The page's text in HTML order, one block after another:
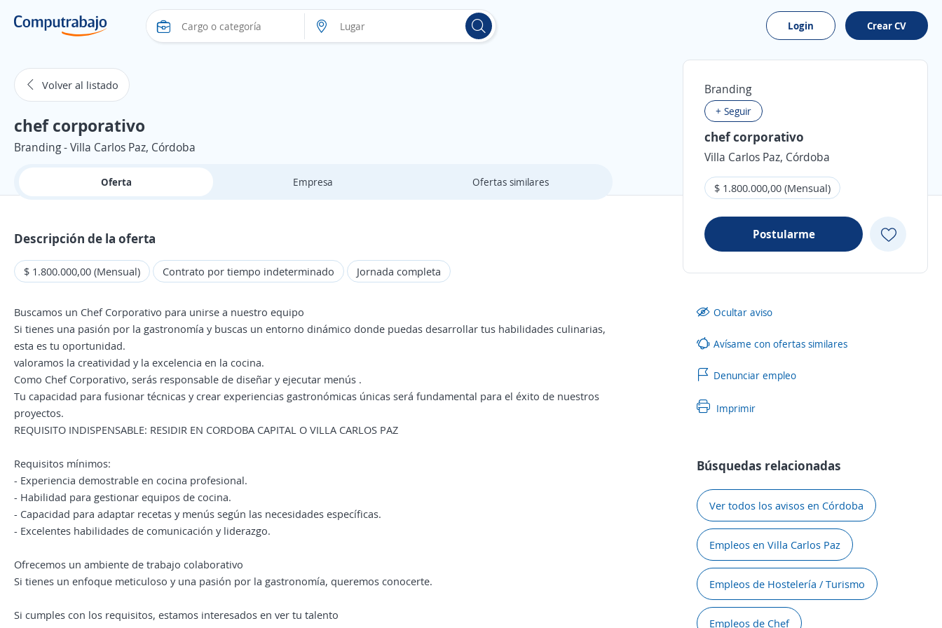
Login Crear CV
Volver al listado
chef corporativo
Branding - Villa Carlos Paz, Córdoba
Oferta Empresa Ofertas similares
Descripción de la oferta
$ 1.800.000,00 (Mensual) Contrato por tiempo indeterminado Jornada completa
Buscamos un Chef Corporativo para unirse a nuestro equipo
Si tienes una pasión por la gastronomía y buscas un entorno dinámico donde puedas desarrollar tus habilidades culinarias,
esta es tu oportunidad.
valoramos la creatividad y la excelencia en la cocina.
Como Chef Corporativo, serás responsable de diseñar y ejecutar menús .
Tu capacidad para fusionar técnicas y crear experiencias gastronómicas únicas será fundamental para el éxito de nuestros
proyectos.
REQUISITO INDISPENSABLE: RESIDIR EN CORDOBA CAPITAL O VILLA CARLOS PAZ
Requisitos mínimos:
- Experiencia demostrable en cocina profesional.
- Habilidad para gestionar equipos de cocina.
- Capacidad para adaptar recetas y menús según las necesidades específicas.
- Excelentes habilidades de comunicación y liderazgo.
Ofrecemos un ambiente de trabajo colaborativo
Si tienes un enfoque meticuloso y una pasión por la gastronomía, queremos conocerte.
Si cumples con los requisitos, estamos interesados en ver tu talento
Branding
+ Seguir
chef corporativo
Villa Carlos Paz, Córdoba
$ 1.800.000,00 (Mensual)
Postularme
Ocultar aviso
Avísame con ofertas similares
Denunciar empleo
Imprimir
Búsquedas relacionadas
Ver todos los avisos en Córdoba
Empleos en Villa Carlos Paz
Empleos de Hostelería / Turismo
Empleos de Chef